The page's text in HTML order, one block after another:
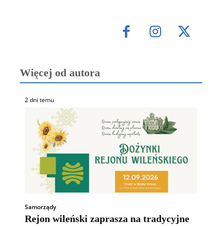
Więcej od autora
2 dni temu
Samorządy
Rejon wileński zaprasza na tradycyjne